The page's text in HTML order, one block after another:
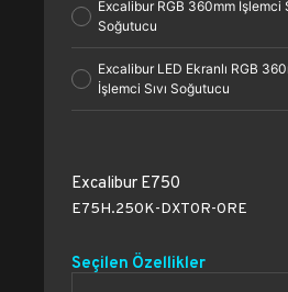
Excalibur RGB 360mm İşlemci
Soğutucu
Excalibur LED Ekranlı RGB
İşlemci Sıvı Soğutucu
Excalibur E750
E75H.250K-DXT0R-0RE
Seçilen Özellikler